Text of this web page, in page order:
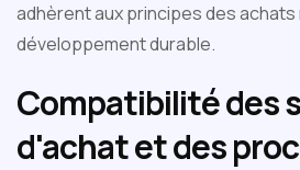
adhèrent aux principes des
développement durable.
Compatibilité des
d'achat et des